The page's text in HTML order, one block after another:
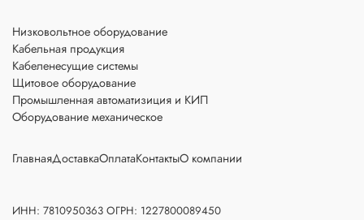
ГлавнаяДоставкаОплатаКонтактыО компании
Низковольтное оборудование
Кабельная продукция
Кабеленесущие системы
Щитовое оборудование
Промышленная автоматизиция и КИП
Оборудование механическое
ИНН: 7810950363 ОГРН: 1227800089450